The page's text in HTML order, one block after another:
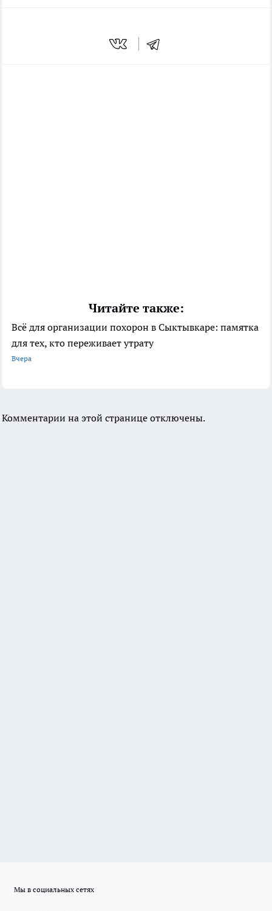
Читайте также:
Всё для организации похорон в Сыктывкаре: памятка
для тех, кто переживает утрату
Вчера
Комментарии на этой странице отключены.
Мы в социальных сетях